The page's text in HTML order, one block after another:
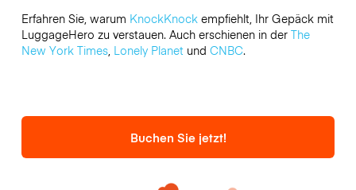
Erfahren Sie, warum KnockKnockempfiehlt, Ihr Gepäck mit
LuggageHero zu verstauen. Auch erschienen in der The
New York Times, Lonely Planetund CNBC.
Buchen Sie jetzt!